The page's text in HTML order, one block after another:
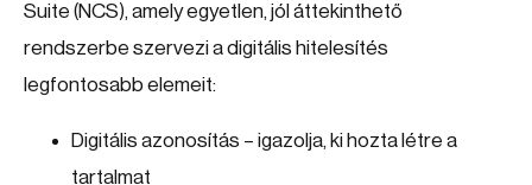
Suite (NCS), amely egyetlen, jól áttekinthető
rendszerbe szervezi a digitális hitelesítés
legfontosabb elemeit:
Digitális azonosítás – igazolja, ki hozta létre a
tartalmat